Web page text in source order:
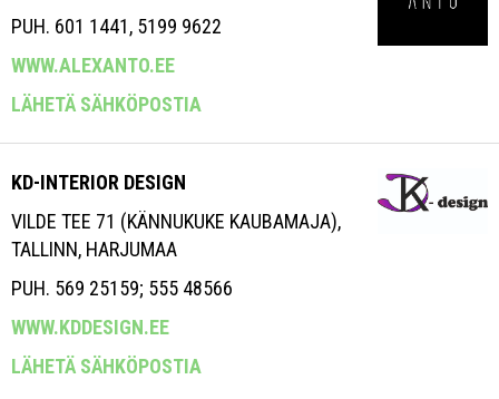
PUH. 601 1441, 5199 9622
WWW.ALEXANTO.EE
LÄHETÄ SÄHKÖPOSTIA
KD-INTERIOR DESIGN
VILDE TEE 71 (KÄNNUKUKE KAUBAMAJA),
TALLINN, HARJUMAA
PUH. 569 25159; 555 48566
WWW.KDDESIGN.EE
LÄHETÄ SÄHKÖPOSTIA